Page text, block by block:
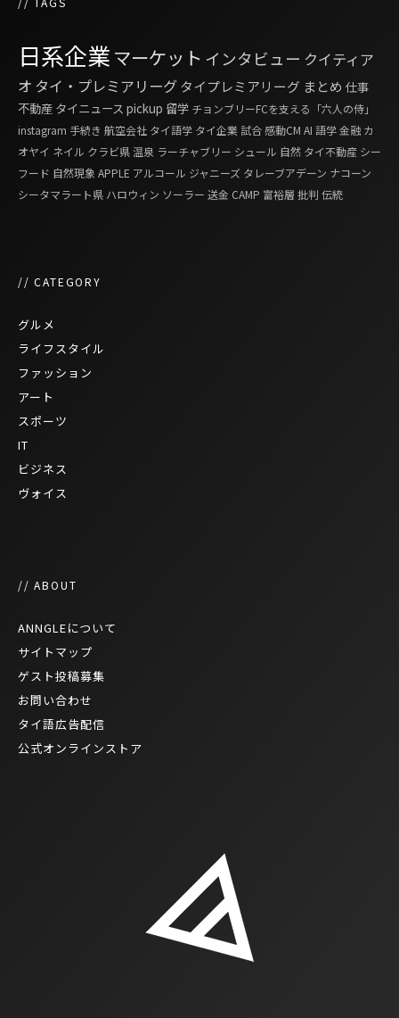
日系企業 マーケット インタビュー クイティア
オ タイ・プレミアリーグタイプレミアリーグ まとめ 仕事
不動産 タイニュース pickup 留学 チョンブリーFCを支える「六人の侍」
instagram 手続き 航空会社 タイ語学 タイ企業 試合感動CM AI 語学金融 カ
オヤイ ネイル クラビ県温泉 ラーチャブリー シュール 自然 タイ不動産 シー
フード 自然現象 APPLE アルコール ジャニーズ タレーブアデーン ナコーン
シータマラート県 ハロウィン ソーラー 送金 CAMP 富裕層 批判 伝統
// CATEGORY
グルメ
ライフスタイル
ファッション
アート
スポーツ
IT
ビジネス
ヴォイス
// ABOUT
ANNGLEについて
サイトマップ
ゲスト投稿募集
お問い合わせ
タイ語広告配信
公式オンラインストア